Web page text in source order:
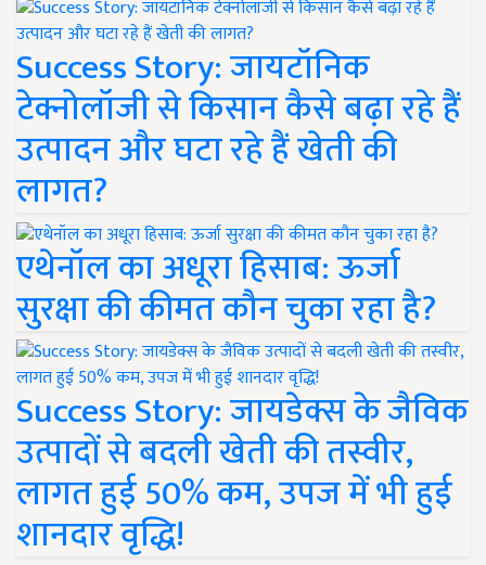
Success Story: जायटॉनिक
टेक्नोलॉजी से किसान कैसे बढ़ा रहे हैं
उत्पादन और घटा रहे हैं खेती की
लागत?
एथेनॉल का अधूरा हिसाब: ऊर्जा
सुरक्षा की कीमत कौन चुका रहा है?
Success Story: जायडेक्स के जैविक
उत्पादों से बदली खेती की तस्वीर,
लागत हुई 50% कम, उपज में भी हुई
शानदार वृद्धि!